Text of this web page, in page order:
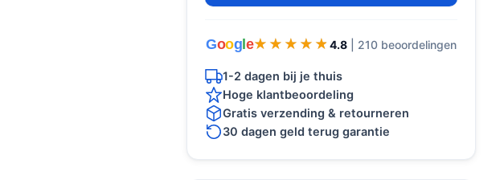
Google★★★★★
★★★★★ 4.8 | 210 beoordelingen
1-2 dagen bij je thuis
Hoge klantbeoordeling
Gratis verzending & retourneren
30 dagen geld terug garantie